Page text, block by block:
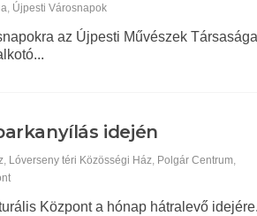
, Újpesti Városnapok
az Újpesti Művészek
idején
, Lóverseny téri Közösségi Ház, Polgár Centrum,
Központ a hónap hátralevő idejére.